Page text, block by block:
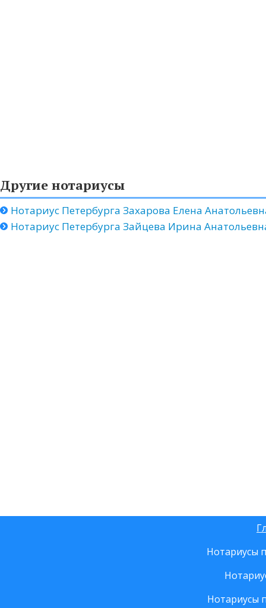
Другие нотариусы
Нотариус Петербурга Захарова Елена
Нотариус Петербурга Зайцева Ирина
Нотариусы
Нотариусы